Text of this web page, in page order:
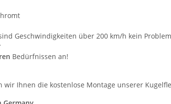
Geschwindigkeiten über 200 km/h kein Problem
Bedürfnissen an!
wir Ihnen die kostenlose Montage unserer